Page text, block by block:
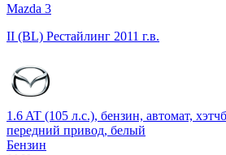
Mazda 3
II (BL) Рестайлинг 2011 г.в.
1.6 AT (105 л.с.), бензин, автомат,
передний привод, белый
Бензин